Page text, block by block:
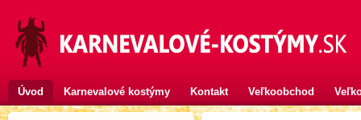
Úvod Karnevalové kostýmy Kontakt Veľkoobchod